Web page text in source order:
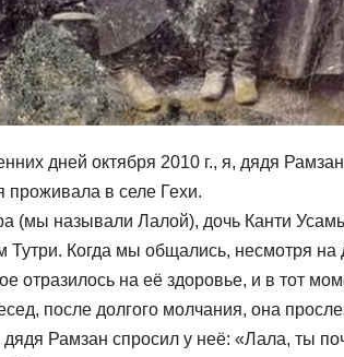
дней октября 2010 г., я, дядя
проживала в селе Гехи.
(мы называли Лалой), дочь Канти
Тутри. Когда мы общались, несмотря
отразилось на её здоровье, и в тот
после долгого молчания, она
дядя Рамзан спросил у неё: «Лала, ты